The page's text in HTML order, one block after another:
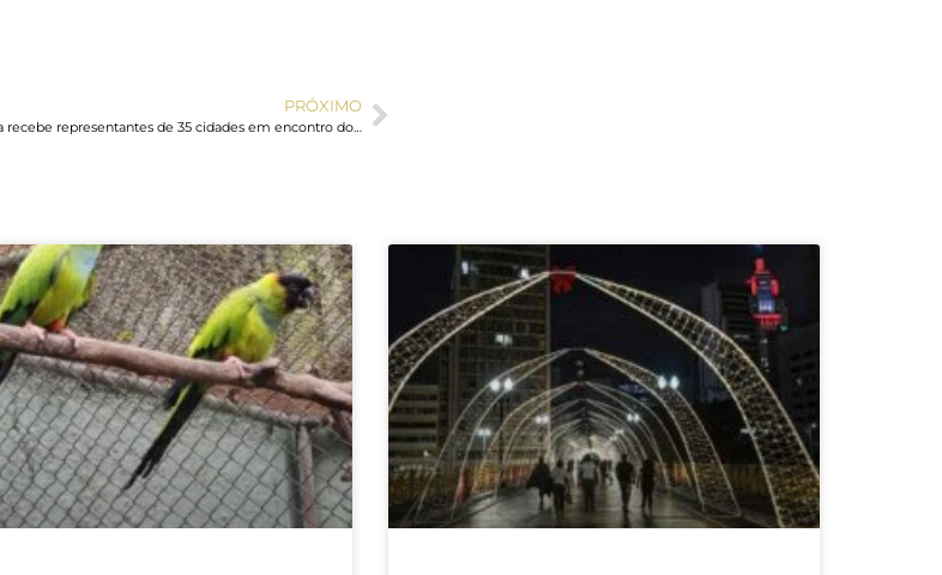
PRÓXIMO
Americana recebe representantes de 35 cidades em encontro do Ciclo de Debates do TCE